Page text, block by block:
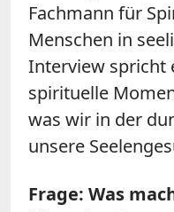
Fachmann für
Menschen in
Interview spricht
spirituelle
was wir in der
unsere
Frage: Was